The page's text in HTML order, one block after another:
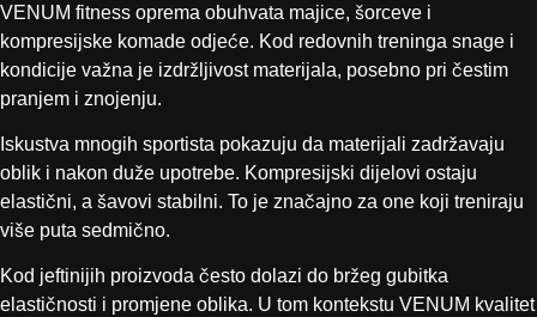
VENUM fitness oprema obuhvata majice, šorceve i
kompresijske komade odjeće. Kod redovnih treninga snage i
kondicije važna je izdržljivost materijala, posebno pri čestim
pranjem i znojenju.
Iskustva mnogih sportista pokazuju da materijali zadržavaju
oblik i nakon duže upotrebe. Kompresijski dijelovi ostaju
elastični, a šavovi stabilni. To je značajno za one koji treniraju
više puta sedmično.
Kod jeftinijih proizvoda često dolazi do bržeg gubitka
elastičnosti i promjene oblika. U tom kontekstu VENUM kvalitet